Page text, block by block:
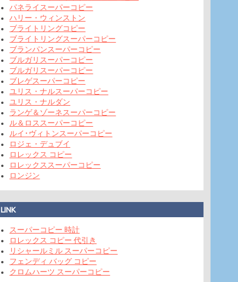
パネライスーパーコピー
ハリー・ウィンストン
ブライトリングコピー
ブライトリングスーパーコピー
ブランパンスーパーコピー
ブルガリスーパーコピー
ブルガリスーパーコピー
ブレゲスーパーコピー
ユリス・ナルスーパーコピー
ユリス・ナルダン
ランゲ＆ゾーネスーパーコピー
ル＆ロススーパーコピー
ルイ･ヴィトンスーパーコピー
ロジェ・デュブイ
ロレックス コピー
ロレックススーパーコピー
ロンジン
LINK
スーパーコピー 時計
ロレックス コピー 代引き
リシャールミル スーパーコピー
フェンディ バッグ コピー
クロムハーツ スーパーコピー